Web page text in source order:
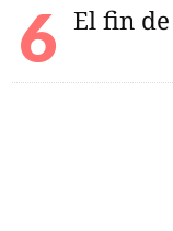
El fin